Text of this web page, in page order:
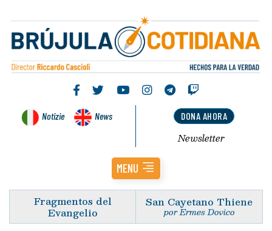
Notizie News DONA AHORA
Newsletter
MENU
Fragmentos del
Evangelio
San Cayetano Thiene
por Ermes Dovico